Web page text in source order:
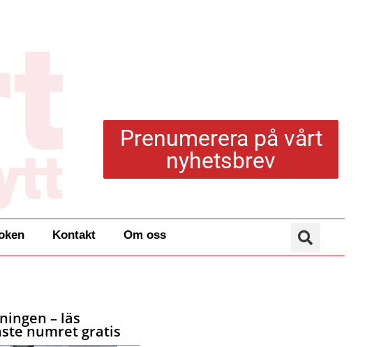
Prenumerera på vårt
nyhetsbrev
Kontakt Om oss
– läs
numret gratis